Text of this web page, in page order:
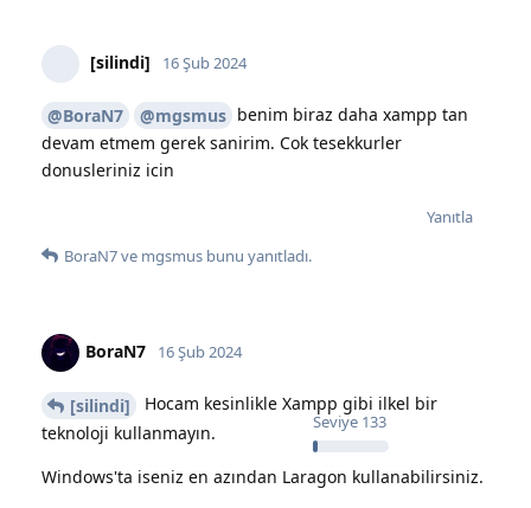
[silindi] 16 Şub 2024
@BoraN7 @mgsmus benim biraz daha xampp tan
devam etmem gerek sanirim. Cok tesekkurler
donusleriniz icin
Yanıtla
BoraN7ve mgsmus bunu yanıtladı.
BoraN7
Seviye 133
16 Şub 2024
[silindi]
Hocam kesinlikle Xampp gibi ilkel bir
teknoloji kullanmayın.
Windows'ta iseniz en azından Laragon kullanabilirsiniz.